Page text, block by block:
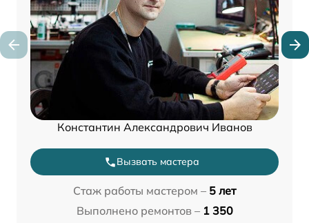
Константин Александрович Иванов
Вызвать мастера
Стаж работы мастером – 5 лет
Выполнено ремонтов – 1 350